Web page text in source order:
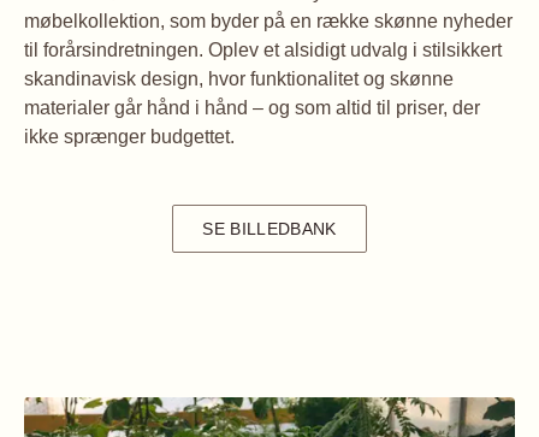
møbelkollektion, som byder på en række skønne nyheder
til forårsindretningen. Oplev et alsidigt udvalg i stilsikkert
skandinavisk design, hvor funktionalitet og skønne
materialer går hånd i hånd – og som altid til priser, der
ikke sprænger budgettet.
SE BILLEDBANK